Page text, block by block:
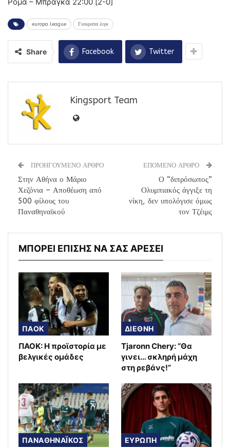
europa league Γιουροπα λιγκ
Share Facebook Twitter
Kingsport Team
ΠΡΟΗΓΟΥΜΕΝΟ ΑΡΘΡΟ
Στην Αθήνα ο Μάριο
Χεζόνια – Αποθέωση από
500 φίλους του
Παναθηναϊκού
ΕΠΟΜΕΝΟ ΑΡΘΡΟ
Ο “διπρόσωπος”
Ολυμπιακός άγγιξε τη
νίκη, δεν υπολόγισε όμως
τον Τζέιμς
ΜΠΟΡΕΙ ΕΠΙΣΗΣ ΝΑ ΣΑΣ ΑΡΕΣΕΙ
ΠΑΟΚ
ΠΑΟΚ: Η προϊστορία με
βελγικές ομάδες
ΔΙΕΘΝΗ
Tjaronn Chery: “Θα
γινει… σκληρή μάχη
στη ρεβάνς!”
ΠΑΝΑΘΗΝΑΪΚΟΣ ΕΥΡΩΠΗ